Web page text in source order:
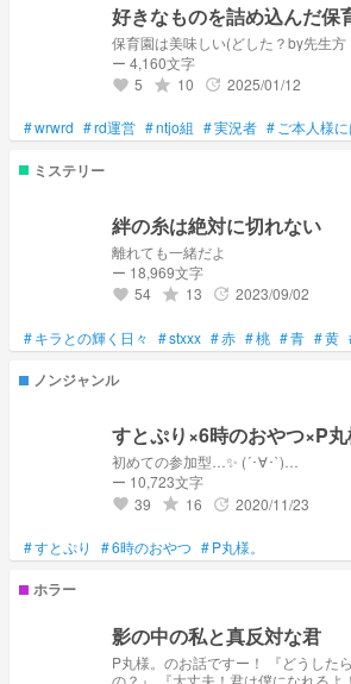
好きなものを詰め込んだ保
保育園は美味しい(どした？by先生方
ー 4,160文字
favorite 5 grade 10 update 2025/01/12
#wrwrd #rd運営 #ntjo組 #実況者 #ご本人様
ミステリー
絆の糸は絶対に切れない
離れても一緒だよ
ー 18,969文字
favorite 54 grade 13 update 2023/09/02
#キラとの輝く日々 #stxxx #赤 #桃 #青 #黄
ノンジャンル
すとぷり×6時のおやつ×P丸
初めての参加型…✨ (´･∀･`)…
ー 10,723文字
favorite 39 grade 16 update 2020/11/23
#すとぷり #6時のおやつ #P丸様。
ホラー
影の中の私と真反対な君
P丸様。のお話ですー！ 『どうしたら貴方みたいになれる
の？』 『大丈夫！君は僕になれるよ！』